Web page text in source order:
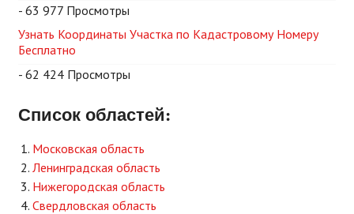
- 63 977 Просмотры
Узнать Координаты Участка по Кадастровому Номеру
Бесплатно
- 62 424 Просмотры
Список областей:
Московская область
Ленинградская область
Нижегородская область
Свердловская область